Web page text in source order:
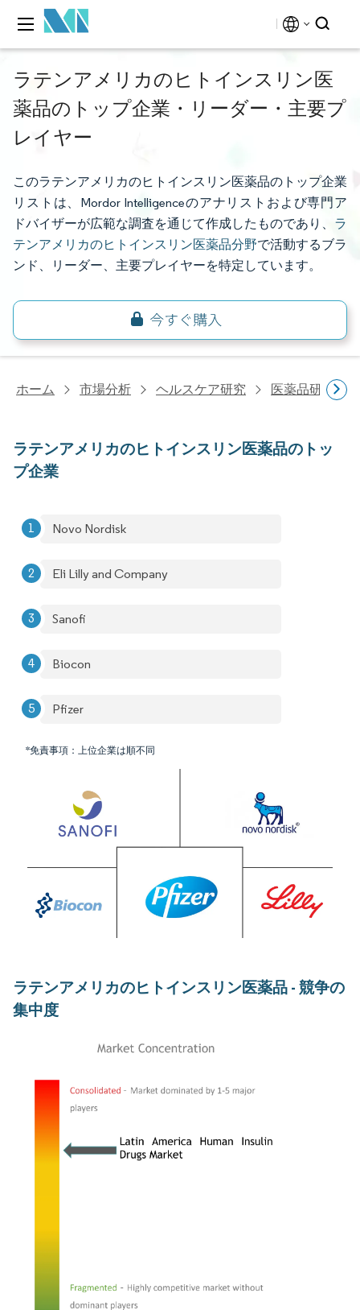
ラテンアメリカのヒトインスリン医
薬品のトップ企業・リーダー・主要プ
レイヤー
このラテンアメリカのヒトインスリン医薬品のトップ企業
リストは、Mordor Intelligenceのアナリストおよび専門ア
ドバイザーが広範な調査を通じて作成したものであり、 ラ
テンアメリカのヒトインスリン医薬品分野で活動するブラ
ンド、リーダー、主要プレイヤーを特定しています。
ホーム 市場分析 ヘルスケア研究 医薬品研究
ラテンアメリカのヒトインスリン医薬品のトッ
プ企業
Novo Nordisk
Eli Lilly and Company
Sanofi
Biocon
Pfizer
*免責事項：上位企業は順不同
ラテンアメリカのヒトインスリン医薬品 - 競争の
集中度